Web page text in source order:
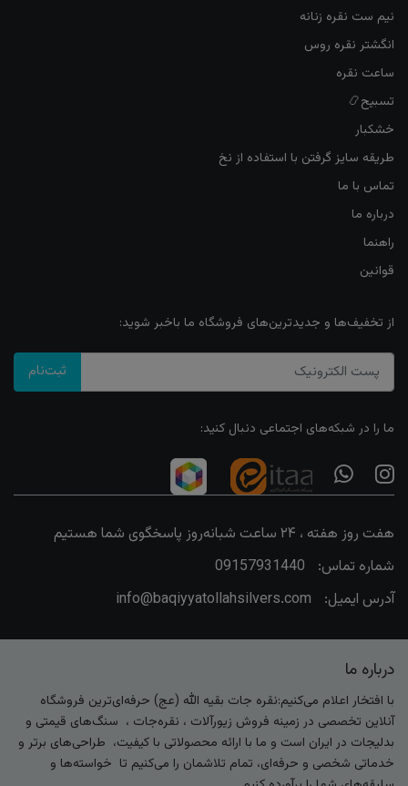
نیم ست نقره زنانه
انگشتر نقره روس
ساعت نقره
تسبیح📿
خشکبار
طریقه سایز گرفتن با استفاده از نخ
تماس با ما
درباره ما
راهنما
قوانین
از تخفیف‌ها و جدیدترین‌های فروشگاه ما باخبر شوید:
ثبت‌نام
ما را در شبکه‌های اجتماعی دنبال کنید:
هفت روز هفته ، ۲۴ ساعت شبانه‌روز پاسخگوی شما هستیم
شماره تماس:
09157931440
آدرس ایمیل:
info@baqiyyatollahsilvers.com
درباره ما
با افتخار اعلام می‌کنیم:نقره جات بقیه الله (عج) حرفه‌ای‌ترین فروشگاه
آنلاین تخصصی در زمینه فروش زیورآلات ، نقره‌جات ، سنگ‌های قیمتی و
بدلیجات در ایران است و ما با ارائه محصولاتی با کیفیت، طراحی‌های برتر و
خدماتی شخصی و حرفه‌ای، تمام تلاشمان را می‌کنیم تا خواسته‌ها و